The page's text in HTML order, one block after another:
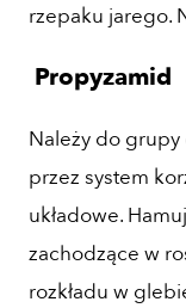
rzepaku jarego.
Propyzamid
Należy do
przez system
układowe.
zachodzące w
rozkładu w